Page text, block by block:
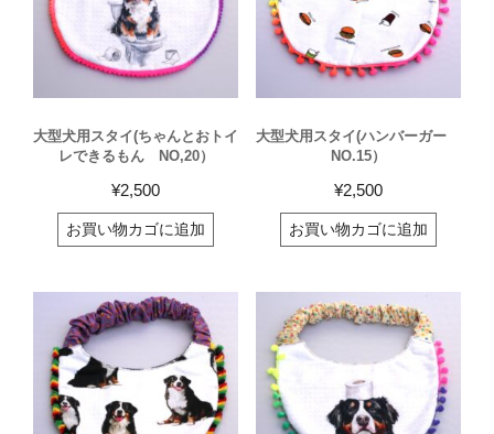
大型犬用スタイ(ちゃんとおトイ
レできるもん NO,20）
¥2,500
お買い物カゴに追加
大型犬用スタイ(ハンバーガー
NO.15）
¥2,500
お買い物カゴに追加